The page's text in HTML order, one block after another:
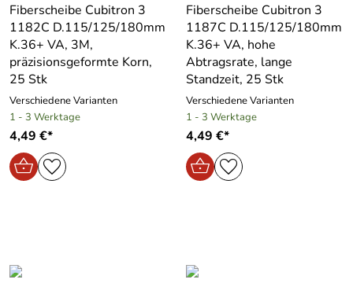
Fiberscheibe Cubitron 3
1182C D.115/125/180mm
K.36+ VA, 3M,
präzisionsgeformte Korn,
25 Stk
Verschiedene Varianten
1 - 3 Werktage
4,49 €*
Fiberscheibe Cubitron 3
1187C D.115/125/180mm
K.36+ VA, hohe
Abtragsrate, lange
Standzeit, 25 Stk
Verschiedene Varianten
1 - 3 Werktage
4,49 €*